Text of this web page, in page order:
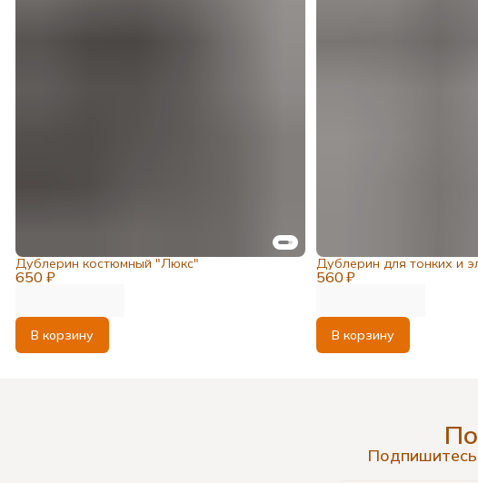
650 ₽
Дублерин костюмный "Люкс"
В корзину
560 ₽
Дублерин для тонких и
В корзину